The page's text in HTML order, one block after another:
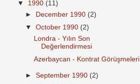
▼ 1990 (11)
►
December 1990 (2)
▼October 1990 (2)
Londra - Yılın Son
Değerlendirmesi
Azerbaycan - Kontrat Görüşmeleri
►September 1990 (2)